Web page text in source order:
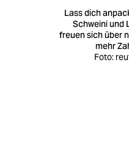
Lass dich
Schweini und
freuen sich über
mehr
Foto: